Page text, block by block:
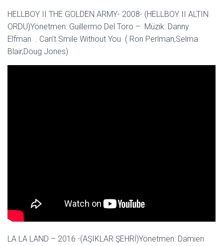
HELLBOY II THE GOLDEN ARMY- 2008- (HELLBOY II ALTIN
ORDU)Yönetmen: Guillermo Del Toro – Müzik: Danny
Elfman . Can’t Smile Without You ( Ron Perlman,Selma
Blair,Doug Jones)
LA LA LAND – 2016 -(AŞIKLAR ŞEHRİ)Yönetmen: Damien